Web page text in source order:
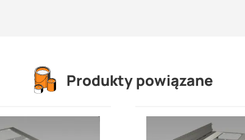
Produkty powiązane